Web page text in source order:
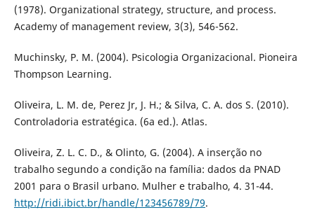
(1978). Organizational strategy, structure, and process.
Academy of management review, 3(3), 546-562.
Muchinsky, P. M. (2004). Psicologia Organizacional. Pioneira
Thompson Learning.
Oliveira, L. M. de, Perez Jr, J. H.; & Silva, C. A. dos S. (2010).
Controladoria estratégica. (6a ed.). Atlas.
Oliveira, Z. L. C. D., & Olinto, G. (2004). A inserção no
trabalho segundo a condição na família: dados da PNAD
2001 para o Brasil urbano. Mulher e trabalho, 4. 31-44.
http://ridi.ibict.br/handle/123456789/79.